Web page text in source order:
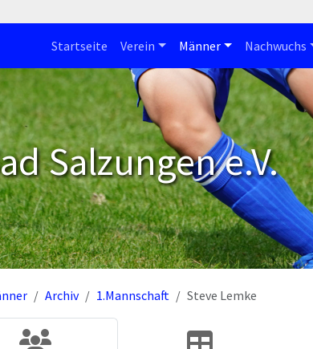
Startseite Verein Männer Nachwuchs
Salzungen e.V.
Archiv 1.Mannschaft Steve Lemke